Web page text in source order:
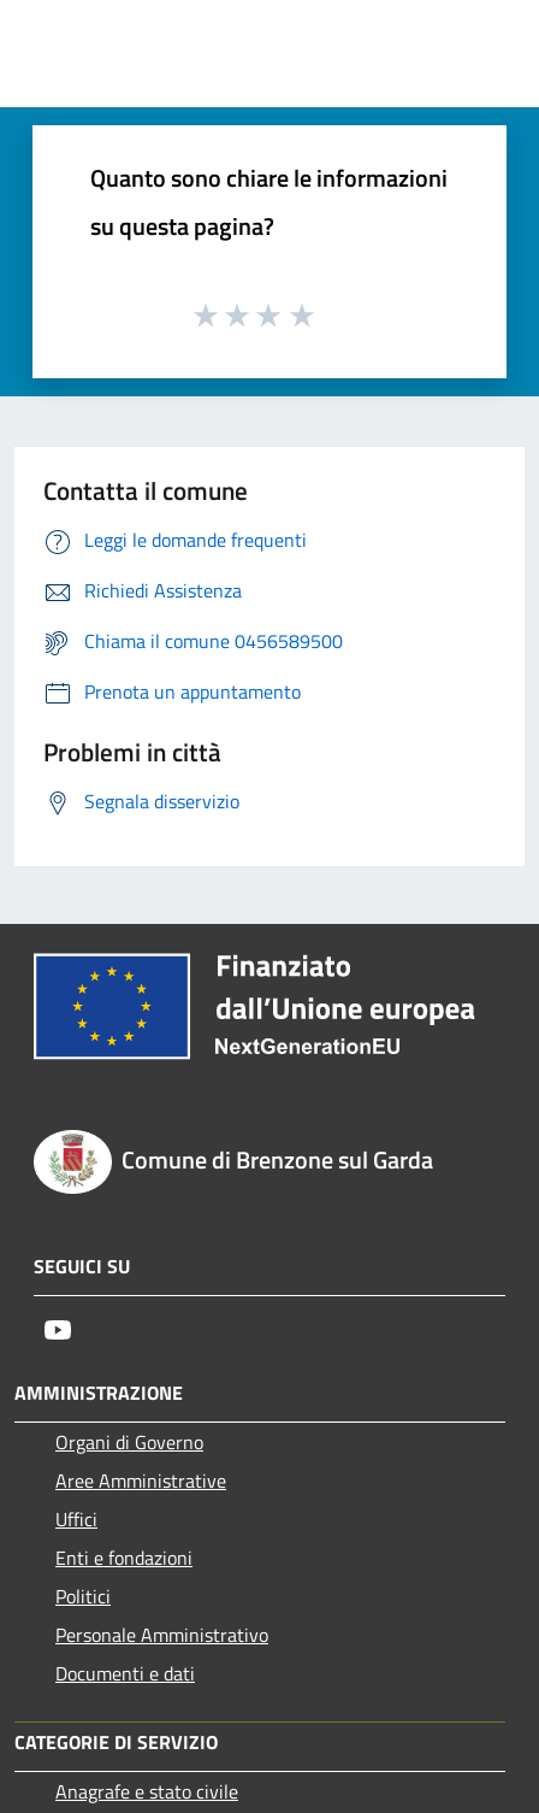
Quanto sono chiare le informazioni
su questa pagina?
Contatta il comune
Leggi le domande frequenti
Richiedi Assistenza
Chiama il comune 0456589500
Prenota un appuntamento
Problemi in città
Segnala disservizio
Comune di Brenzone sul Garda
SEGUICI SU
AMMINISTRAZIONE
Organi di Governo
Aree Amministrative
Uffici
Enti e fondazioni
Politici
Personale Amministrativo
Documenti e dati
CATEGORIE DI SERVIZIO
Anagrafe e stato civile